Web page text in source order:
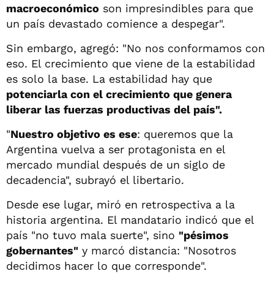
macroeconómico son impresindibles para que
un país devastado comience a despegar".
Sin embargo, agregó: "No nos conformamos con
eso. El crecimiento que viene de la estabilidad
es solo la base. La estabilidad hay que
potenciarla con el crecimiento que genera
liberar las fuerzas productivas del país".
"Nuestro objetivo es ese: queremos que la
Argentina vuelva a ser protagonista en el
mercado mundial después de un siglo de
decadencia", subrayó el libertario.
Desde ese lugar, miró en retrospectiva a la
historia argentina. El mandatario indicó que el
país "no tuvo mala suerte", sino "pésimos
gobernantes" y marcó distancia: "Nosotros
decidimos hacer lo que corresponde".